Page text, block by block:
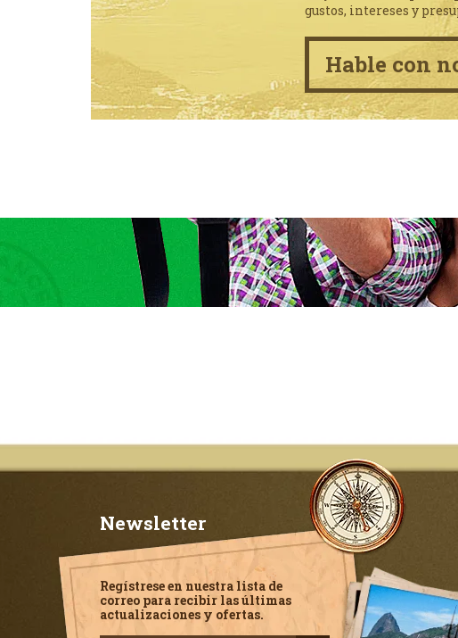
gustos, intereses y
Hable con
Newsletter
Regístrese en nuestra lista de
correo para recibir las últimas
actualizaciones y ofertas.